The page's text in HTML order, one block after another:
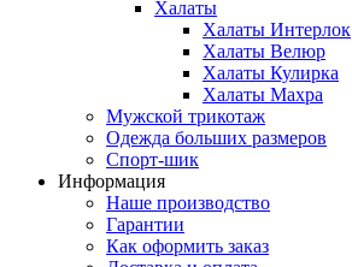
Халаты
Халаты Интерлок
Халаты Велюр
Халаты Кулирка
Халаты Махра
Мужской трикотаж
Одежда больших размеров
Спорт-шик
Информация
Наше производство
Гарантии
Как оформить заказ